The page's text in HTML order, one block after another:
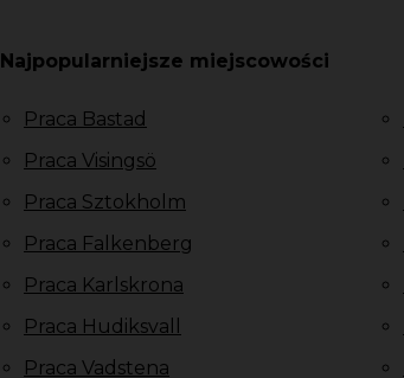
Najpopularniejsze miejscowości
Praca Bastad
Praca Visingsö
Praca Sztokholm
Praca Falkenberg
Praca Karlskrona
Praca Hudiksvall
Praca Vadstena